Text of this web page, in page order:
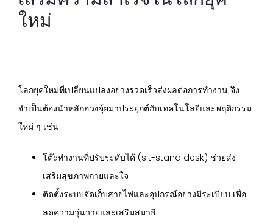
ใหม่
โลกยุคใหม่ที่เปลี่ยนแปลงอย่างรวดเร็วส่งผลต่อการทำงาน จึง
จำเป็นต้องนำหลักฮวงจุ้ยมาประยุกต์กับเทคโนโลยีและพฤติกรรม
ใหม่ ๆ เช่น
โต๊ะทำงานที่ปรับระดับได้ (sit-stand desk) ช่วยส่ง
เสริมสุขภาพกายและใจ
ติดตั้งระบบจัดเก็บสายไฟและอุปกรณ์อย่างมีระเบียบ เพื่อ
ลดความวุ่นวายและเสริมสมาธิ